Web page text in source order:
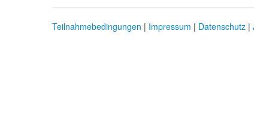
Teilnahmebedingungen | Impressum | Datenschutz |